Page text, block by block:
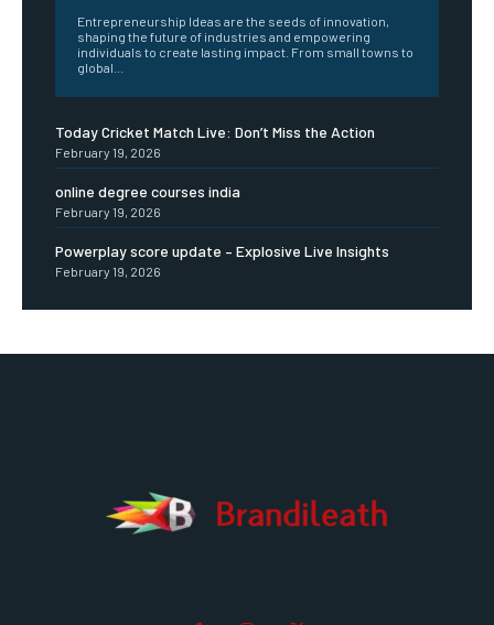
Entrepreneurship Ideas are the seeds of innovation,
shaping the future of industries and empowering
individuals to create lasting impact. From small towns to
global...
Today Cricket Match Live: Don’t Miss the Action
February 19, 2026
online degree courses india
February 19, 2026
Powerplay score update – Explosive Live Insights
February 19, 2026